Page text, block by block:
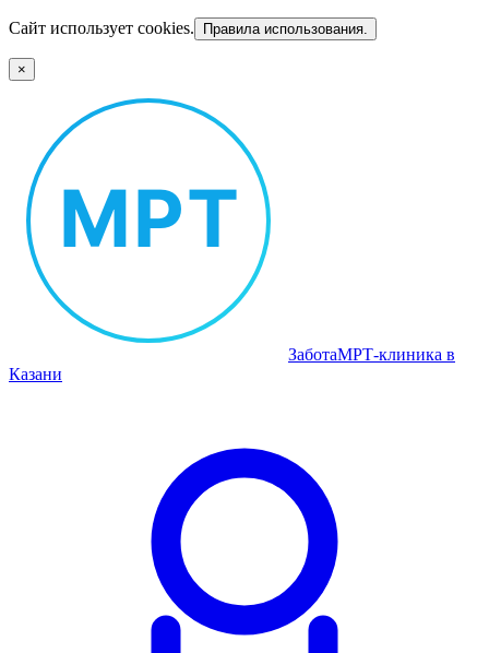
Сайт использует cookies. Правила использования.
×
ЗаботаМРТ‑клиника в
Казани